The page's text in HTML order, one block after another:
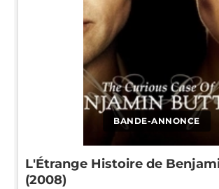
BANDE-ANNONCE
L'Étrange Histoire de
(2008)